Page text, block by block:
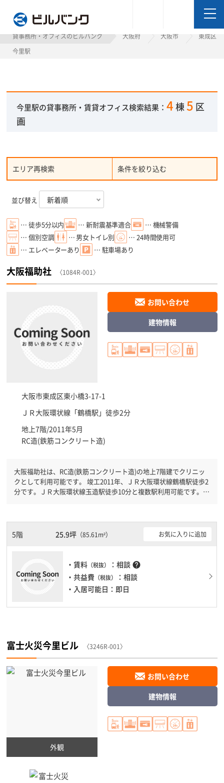
貸事務所・オフィスのビルバンク 大阪府 大阪市
東成区
今里駅
今里駅の貸事務所・賃貸オフィス検索結果：4棟5 区
画
エリア再検索 条件を絞り込む
並び替え
… 徒歩5分以内 … 新耐震基準適合
… 機械警備
… 個別空調
… 男女トイレ別
… 24時間使用可
… エレベーターあり
… 駐車場あり
大阪福助社 〈1084R-001〉
大阪市東成区東小橋3-17-1
ＪＲ大阪環状線「鶴橋駅 」徒歩2分
地上7階/2011年5月
RC造(鉄筋コンクリート造)
お問い合わせ
建物情報
大阪福助社は、RC造(鉄筋コンクリート造)の地上7階建でクリニッ
クとして利用可能です。 竣工2011年、ＪＲ大阪環状線鶴橋駅徒歩2
分です。ＪＲ大阪環状線玉造駅徒歩10分と複数駅利用可能です。
います。土日・祝日も利用可能になりますので時間帯を気にせず利
用できます。
5階 25.9坪（85.61m²） お気に入りに追加
・賃料 （税抜） ：相談 help
・共益費 （税抜）
：相談
・入居可能日：即日
富士火災今里ビル 〈3246R-001〉
外観
お問い合わせ
建物情報